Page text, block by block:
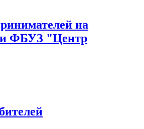
на
и ФБУЗ "Центр